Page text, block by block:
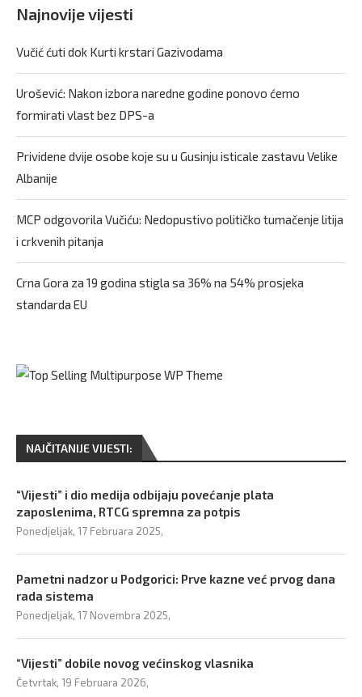
Najnovije vijesti
Vučić ćuti dok Kurti krstari Gazivodama
Urošević: Nakon izbora naredne godine ponovo ćemo
formirati vlast bez DPS-a
Prividene dvije osobe koje su u Gusinju isticale zastavu Velike
Albanije
MCP odgovorila Vučiću: Nedopustivo političko tumačenje litija
i crkvenih pitanja
Crna Gora za 19 godina stigla sa 36% na 54% prosjeka
standarda EU
NAJČITANIJE VIJESTI:
“Vijesti” i dio medija odbijaju povećanje plata
zaposlenima, RTCG spremna za potpis
Ponedjeljak, 17 Februara 2025,
Pametni nadzor u Podgorici: Prve kazne već prvog dana
rada sistema
Ponedjeljak, 17 Novembra 2025,
“Vijesti” dobile novog većinskog vlasnika
Četvrtak, 19 Februara 2026,